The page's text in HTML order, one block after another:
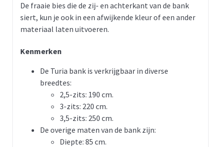
De fraaie bies die de zij- en achterkant van de bank
siert, kun je ook in een afwijkende kleur of een ander
materiaal laten uitvoeren.
Kenmerken
De Turia bank is verkrijgbaar in diverse
breedtes:
2,5-zits: 190 cm.
3-zits: 220 cm.
3,5-zits: 250 cm.
De overige maten van de bank zijn:
Diepte: 85 cm.